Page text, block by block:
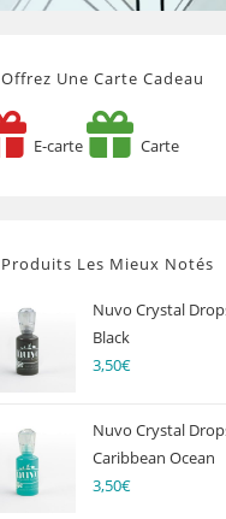
Offrez Une Carte Cadeau
E-carte Carte
Produits Les Mieux Notés
Nuvo Crystal
Black
3,50€
Nuvo Crystal
Caribbean Ocean
3,50€